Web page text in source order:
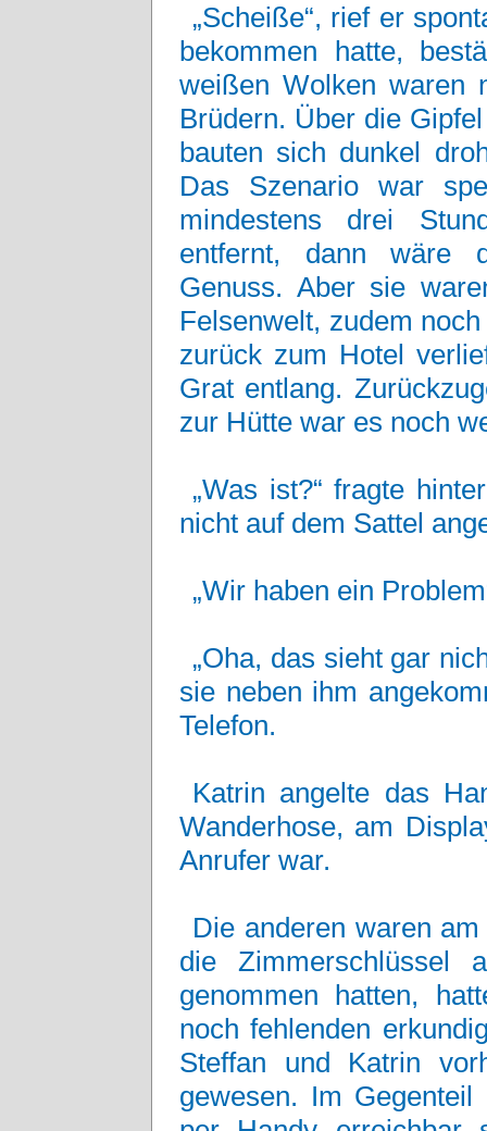
„Scheiße“, rief er
bekommen hatte,
weißen Wolken waren
Brüdern. Über die
bauten sich dunkel
Das Szenario war
mindestens drei
entfernt, dann wäre
Genuss. Aber sie
Felsenwelt, zudem
zurück zum Hotel
Grat entlang.
zur Hütte war es noch
„Was ist?“ fragte
nicht auf dem Sattel
„Wir haben ein
„Oha, das sieht gar
sie neben ihm
Telefon.
Katrin angelte das
Wanderhose, am
Anrufer war.
Die anderen waren
die Zimmerschlüssel
genommen hatten,
noch fehlenden
Steffan und Katrin
gewesen. Im